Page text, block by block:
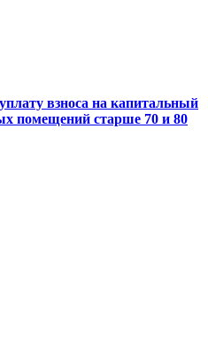
взноса на капитальный
помещений старше 70 и 80